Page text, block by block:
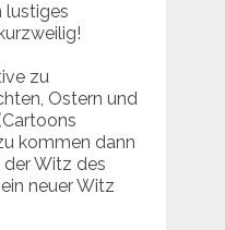
lustiges
zu
Ostern und
kommen dann
Witz des
neuer Witz